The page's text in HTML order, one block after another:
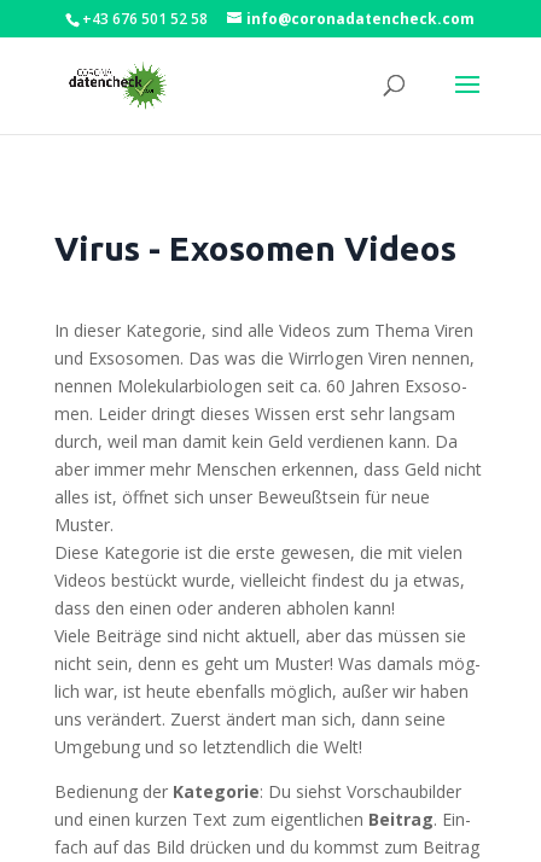
+43 676 501 52 58 info@coronadatencheck.com
Virus - Exosomen Videos
In die­ser Kate­go­rie, sind alle Vide­os zum The­ma Viren
und Exso­so­men. Das was die Wirr­lo­gen Viren nen­nen,
nen­nen Mole­ku­lar­bio­lo­gen seit ca. 60 Jah­ren Exso­so­
men. Lei­der dringt die­ses Wis­sen erst sehr lang­sam
durch, weil man damit kein Geld ver­die­nen kann. Da
aber immer mehr Men­schen erken­nen, dass Geld nicht
alles ist, öff­net sich unser Beweußt­sein für neue
Muster.
Die­se Kate­go­rie ist die ers­te gewe­sen, die mit vie­len
Vide­os bestückt wur­de, viel­leicht fin­dest du ja etwas,
dass den einen oder ande­ren abho­len kann!
Vie­le Bei­trä­ge sind nicht aktu­ell, aber das müs­sen sie
nicht sein, denn es geht um Mus­ter! Was damals mög­
lich war, ist heu­te eben­falls mög­lich, außer wir haben
uns ver­än­dert. Zuerst ändert man sich, dann sei­ne
Umge­bung und so letzt­end­lich die Welt!
Bedie­nung der Kate­go­rie: Du siehst Vor­schau­bil­der
und einen kur­zen Text zum eigent­li­chen Bei­trag. Ein­
fach auf das Bild drü­cken und du kommst zum Bei­trag